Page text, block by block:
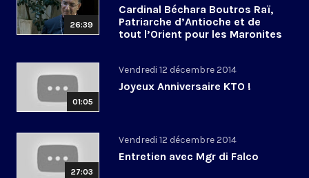
26:39
Cardinal Béchara Boutros Raï,
Patriarche d’Antioche et de
tout l’Orient pour les Maronites
01:05
Vendredi 12 décembre 2014
Joyeux Anniversaire KTO !
27:03
Vendredi 12 décembre 2014
Entretien avec Mgr di Falco